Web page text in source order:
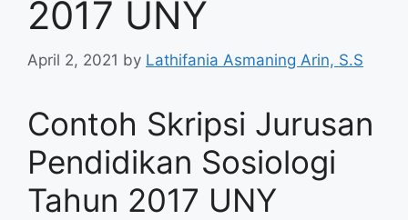
2017 UNY
April 2, 2021 by Lathifania Asmaning Arin, S.S
Contoh Skripsi Jurusan
Pendidikan Sosiologi
Tahun 2017 UNY